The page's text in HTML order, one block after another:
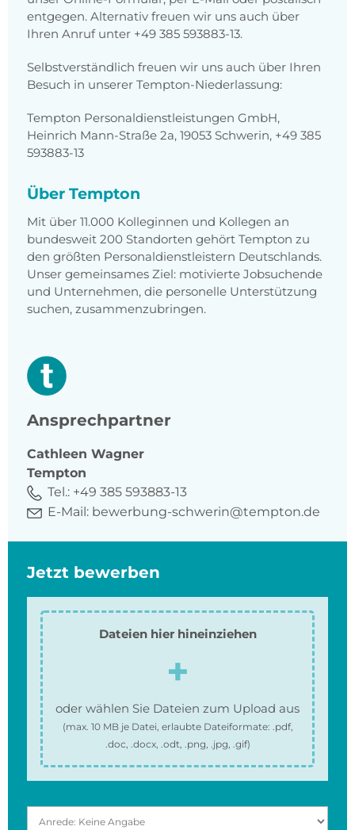
entgegen. Alternativ freuen wir uns auch über
Ihren Anruf unter +49 385 593883-13.
Selbstverständlich freuen wir uns auch über Ihren
Besuch in unserer Tempton-Niederlassung:
Tempton Personaldienstleistungen GmbH,
Heinrich Mann-Straße 2a, 19053 Schwerin, +49 385
593883-13
Über Tempton
Mit über 11.000 Kolleginnen und Kollegen an
bundesweit 200 Standorten gehört Tempton zu
den größten Personaldienstleistern Deutschlands.
Unser gemeinsames Ziel: motivierte Jobsuchende
und Unternehmen, die personelle Unterstützung
suchen, zusammenzubringen.
Ansprechpartner
Cathleen Wagner
Tempton
Tel.: +49 385 593883-13
E-Mail: bewerbung-schwerin@tempton.de
Jetzt bewerben
Dateien hier hineinziehen
oder wählen Sie Dateien zum Upload aus
(max. 10 MBje Datei, erlaubte Dateiformate: .pdf,
.doc, .docx, .odt, .png, .jpg, .gif)